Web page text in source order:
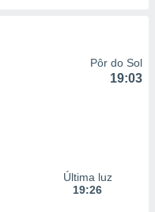
Pôr do Sol
19:03
Última luz
19:26